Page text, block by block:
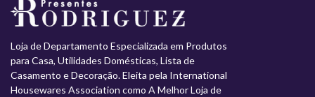
Loja de Departamento Especializada em Produtos
para Casa, Utilidades Domésticas, Lista de
Casamento e Decoração. Eleita pela International
Housewares Association como A Melhor Loja de